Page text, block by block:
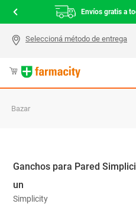
Envíos gratis a
Bazar
Ganchos para Pared
un
Simplicity